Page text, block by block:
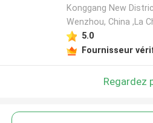
Konggang New
Wenzhou, China ,La
5.0
Fournisseur
Regardez